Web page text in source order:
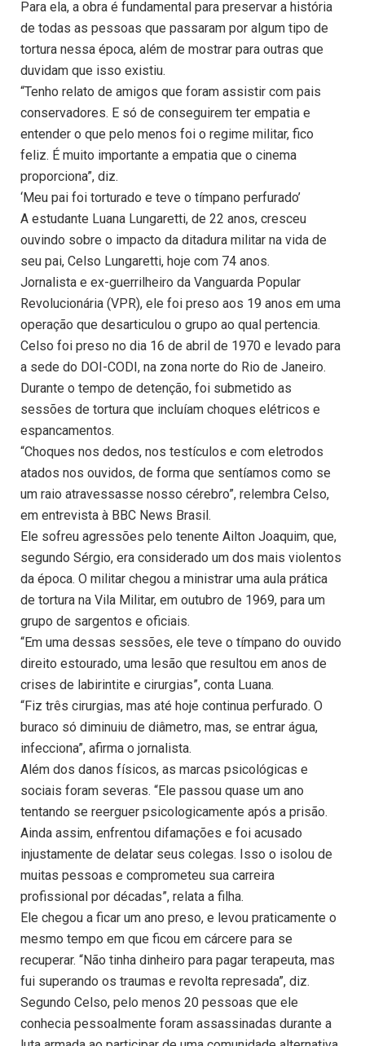
Para ela, a obra é fundamental para preservar a história
de todas as pessoas que passaram por algum tipo de
tortura nessa época, além de mostrar para outras que
duvidam que isso existiu.
“Tenho relato de amigos que foram assistir com pais
conservadores. E só de conseguirem ter empatia e
entender o que pelo menos foi o regime militar, fico
feliz. É muito importante a empatia que o cinema
proporciona”, diz.
‘Meu pai foi torturado e teve o tímpano perfurado’
A estudante Luana Lungaretti, de 22 anos, cresceu
ouvindo sobre o impacto da ditadura militar na vida de
seu pai, Celso Lungaretti, hoje com 74 anos.
Jornalista e ex-guerrilheiro da Vanguarda Popular
Revolucionária (VPR), ele foi preso aos 19 anos em uma
operação que desarticulou o grupo ao qual pertencia.
Celso foi preso no dia 16 de abril de 1970 e levado para
a sede do DOI-CODI, na zona norte do Rio de Janeiro.
Durante o tempo de detenção, foi submetido as
sessões de tortura que incluíam choques elétricos e
espancamentos.
“Choques nos dedos, nos testículos e com eletrodos
atados nos ouvidos, de forma que sentíamos como se
um raio atravessasse nosso cérebro”, relembra Celso,
em entrevista à BBC News Brasil.
Ele sofreu agressões pelo tenente Ailton Joaquim, que,
segundo Sérgio, era considerado um dos mais violentos
da época. O militar chegou a ministrar uma aula prática
de tortura na Vila Militar, em outubro de 1969, para um
grupo de sargentos e oficiais.
“Em uma dessas sessões, ele teve o tímpano do ouvido
direito estourado, uma lesão que resultou em anos de
crises de labirintite e cirurgias”, conta Luana.
“Fiz três cirurgias, mas até hoje continua perfurado. O
buraco só diminuiu de diâmetro, mas, se entrar água,
infecciona”, afirma o jornalista.
Além dos danos físicos, as marcas psicológicas e
sociais foram severas. “Ele passou quase um ano
tentando se reerguer psicologicamente após a prisão.
Ainda assim, enfrentou difamações e foi acusado
injustamente de delatar seus colegas. Isso o isolou de
muitas pessoas e comprometeu sua carreira
profissional por décadas”, relata a filha.
Ele chegou a ficar um ano preso, e levou praticamente o
mesmo tempo em que ficou em cárcere para se
recuperar. “Não tinha dinheiro para pagar terapeuta, mas
fui superando os traumas e revolta represada”, diz.
Segundo Celso, pelo menos 20 pessoas que ele
conhecia pessoalmente foram assassinadas durante a